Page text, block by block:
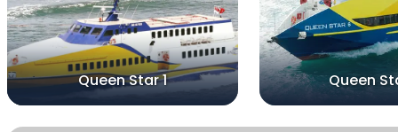
Queen Star 1 Queen